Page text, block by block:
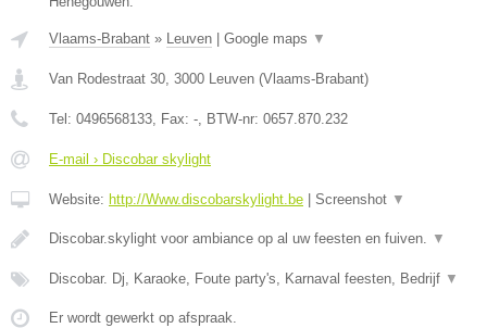
Vlaams-Brabant » Leuven Google maps ▼
Van Rodestraat 30, 3000 Leuven (Vlaams-Brabant)
Tel: 0496568133, Fax: -, BTW-nr: 0657.870.232
E-mail › Discobar skylight
Website: http://Www.discobarskylight.be Screenshot ▼
Discobar.skylight voor ambiance op al uw feesten en fuiven. ▼
Discobar. Dj, Karaoke, Foute party's, Karnaval feesten, Bedrijf ▼
Er wordt gewerkt op afspraak.